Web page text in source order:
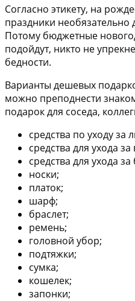
Согласно этикету, на
праздники необязательно
Потому бюджетные
подойдут, никто не
бедности.
Варианты дешевых
можно преподнести
подарок для соседа,
средства по уходу за
средства для ухода
средства для ухода
носки;
платок;
шарф;
браслет;
ремень;
головной убор;
подтяжки;
сумка;
кошелек;
запонки;